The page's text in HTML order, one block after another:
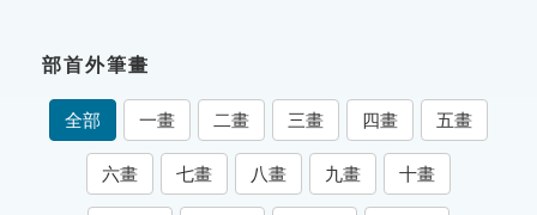
索引選單
知識索引
單字索引
部首外筆畫
全部 一畫 二畫 三畫 四畫 五畫
六畫 七畫 八畫 九畫 十畫